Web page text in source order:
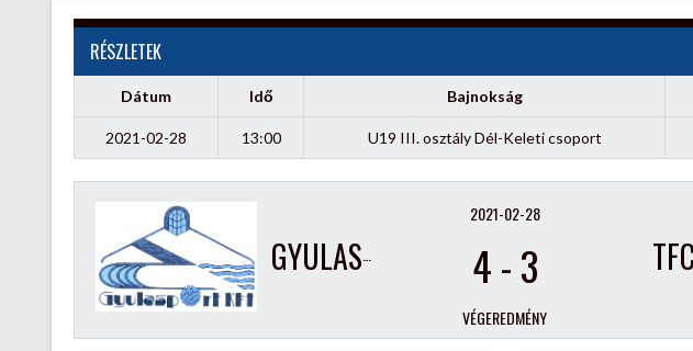
RÉSZLETEK
Dátum Idő Bajnokság
2021-02-28 13:00 U19 III. osztály Dél-Keleti csoport
GYULASPORT NONPROFIT KFT.
2021-02-28
4-3
VÉGEREDMÉNY